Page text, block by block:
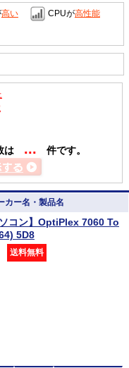
高い CPUが高性能
は ... 件です。
ー名・製品名
コン】OptiPlex 7060 To
5D8
送料無料